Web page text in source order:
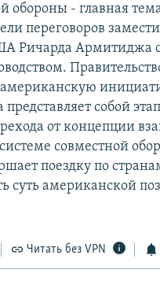
РС
обороны - главная
переговоров
Ричарда Армитиджа
американскую
собой этап
от концепции
совместной
поездку по
суть американской
Читать без VPN